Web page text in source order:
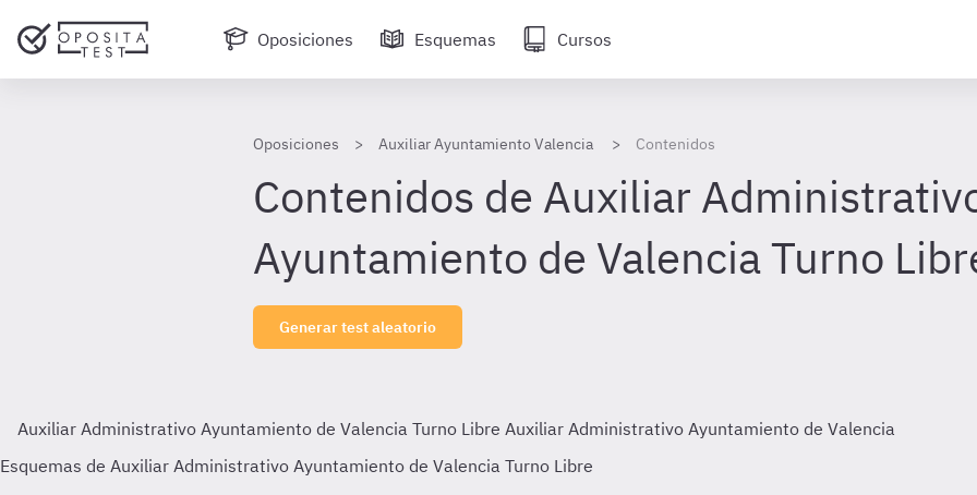
Oposiciones Esquemas Cursos
Oposiciones Auxiliar Ayuntamiento Valencia Contenidos
Contenidos de Auxiliar
Ayuntamiento de Valencia Turno
Generar test aleatorio
Auxiliar Administrativo Ayuntamiento de Valencia Turno Libre Auxiliar Administrativo Ayuntamiento de Valencia
Esquemas de Auxiliar Administrativo Ayuntamiento de Valencia Turno Libre